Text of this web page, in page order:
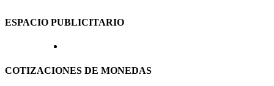
ESPACIO PUBLICITARIO
COTIZACIONES DE MONEDAS